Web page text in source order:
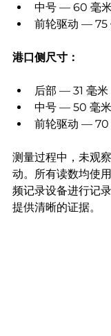
中号 — 60 毫
前轮驱动 — 75
港口侧尺寸：
后部 — 31 毫米
中号 — 50 毫米
前轮驱动 — 70
测量过程中，未观
动。所有读数均使
频记录设备进行记
提供清晰的证据。